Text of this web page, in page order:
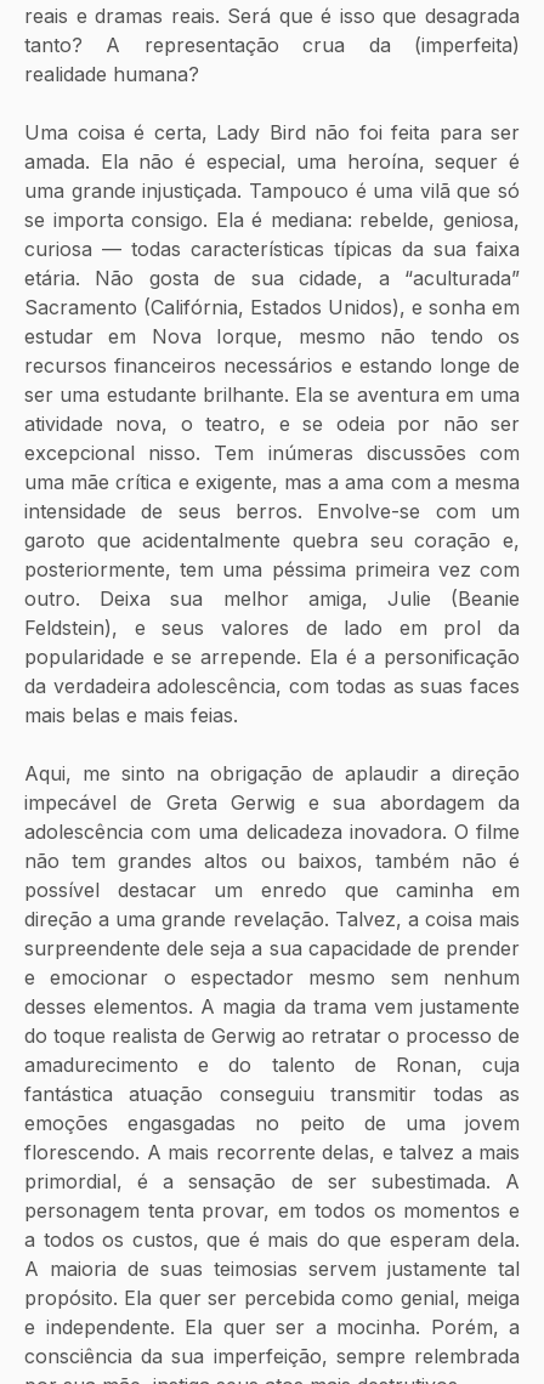
reais e dramas reais. Será que é isso que desagrada
tanto? A representação crua da (imperfeita)
realidade humana?
Uma coisa é certa, Lady Bird não foi feita para ser
amada. Ela não é especial, uma heroína, sequer é
uma grande injustiçada. Tampouco é uma vilã que só
se importa consigo. Ela é mediana: rebelde, geniosa,
curiosa — todas características típicas da sua faixa
etária. Não gosta de sua cidade, a “aculturada”
Sacramento (Califórnia, Estados Unidos), e sonha em
estudar em Nova Iorque, mesmo não tendo os
recursos financeiros necessários e estando longe de
ser uma estudante brilhante. Ela se aventura em uma
atividade nova, o teatro, e se odeia por não ser
excepcional nisso. Tem inúmeras discussões com
uma mãe crítica e exigente, mas a ama com a mesma
intensidade de seus berros. Envolve-se com um
garoto que acidentalmente quebra seu coração e,
posteriormente, tem uma péssima primeira vez com
outro. Deixa sua melhor amiga, Julie (Beanie
Feldstein), e seus valores de lado em prol da
popularidade e se arrepende. Ela é a personificação
da verdadeira adolescência, com todas as suas faces
mais belas e mais feias.
Aqui, me sinto na obrigação de aplaudir a direção
impecável de Greta Gerwig e sua abordagem da
adolescência com uma delicadeza inovadora. O filme
não tem grandes altos ou baixos, também não é
possível destacar um enredo que caminha em
direção a uma grande revelação. Talvez, a coisa mais
surpreendente dele seja a sua capacidade de prender
e emocionar o espectador mesmo sem nenhum
desses elementos. A magia da trama vem justamente
do toque realista de Gerwig ao retratar o processo de
amadurecimento e do talento de Ronan, cuja
fantástica atuação conseguiu transmitir todas as
emoções engasgadas no peito de uma jovem
florescendo. A mais recorrente delas, e talvez a mais
primordial, é a sensação de ser subestimada. A
personagem tenta provar, em todos os momentos e
a todos os custos, que é mais do que esperam dela.
A maioria de suas teimosias servem justamente tal
propósito. Ela quer ser percebida como genial, meiga
e independente. Ela quer ser a mocinha. Porém, a
consciência da sua imperfeição, sempre relembrada